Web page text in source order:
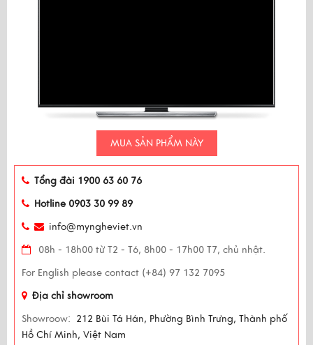
MUA SẢN PHẨM NÀY
Tổng đài 1900 63 60 76
Hotline 0903 30 99 89
info@myngheviet.vn
08h - 18h00 từ T2 - T6, 8h00 - 17h00 T7, chủ nhật.
For English please contact (+84) 97 132 7095
Địa chỉ showroom
Showroow: 212 Bùi Tá Hán, Phường Bình Trưng, Thành phố
Hồ Chí Minh, Việt Nam